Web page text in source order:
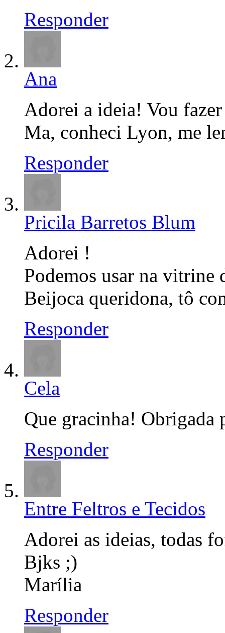
Responder
Ana
Adorei a ideia! Vou
Ma, conheci Lyon, me
Responder
Pricila Barretos Blum
Adorei !
Podemos usar na vitrine
Beijoca queridona, tô
Responder
Cela
Que gracinha!
Responder
Entre Feltros e Tecidos
Adorei as ideias, todas
Bjks ;)
Marília
Responder